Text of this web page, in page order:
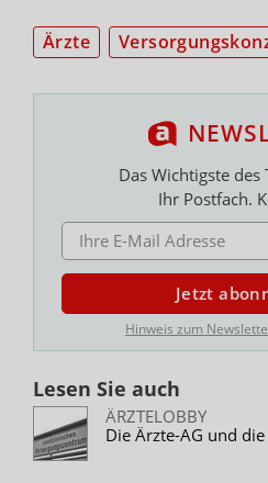
Ärzte
Das Wichtigste des
Ihr Postfach.
E-MAIL ADRESSE
Jetzt
Hinweis zum
Lesen Sie auch
ÄRZTELOBBY
Die Ärzte-AG und